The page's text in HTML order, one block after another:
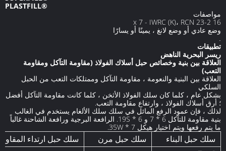
PLASTFILL®
مواصفات
16 x 7 - IWRC (K)، RCN 23-2
وضع عادي أو وضع لانغ ، يمينًا أو يسارًا
تطبيقات
ريسر البحرية الناهض
العلاقة بين بنية وخصائص حبل أسلاك الفولاذ (مقاومة التآكل ومقاومة
التعب)
العلاقة بين البنية والنعومة ، مقاومة التآكل وممتلكات التعب من الحبل
السلكي
بشكل عام ، كلما كان سلك الفولاذ الأثخن ، كلما كانت مقاومة التآكل أفضل
؛ أرق أسلاك الفولاذ ، وارتفاع مقاومة التعب.
لذلك ، فإن عمود الرفع المائل في سلك سلك الألغام يستخدم في الغالب
بنية مقاومة للتآكل 6 * 7 و 6 * 19S. الرافعة البرجية ورافعة الشاحنة غالباً
ما يتم رفعها ويتم اختيار هيكل 35W * 7.
سلك حبل البناء سلك حبل مرن
سلك حبل ارتداء